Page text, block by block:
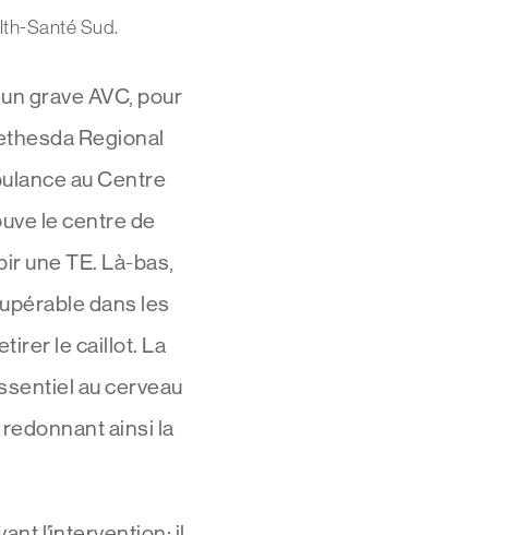
Santé Sud.
grave AVC, pour
Regional
au Centre
le centre de
une TE. Là-bas,
dans les
le caillot. La
au cerveau
ainsi la